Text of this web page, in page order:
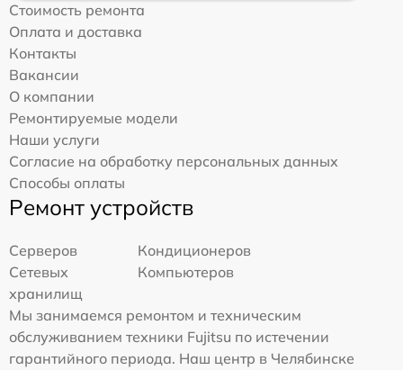
Стоимость ремонта
Оплата и доставка
Контакты
Вакансии
О компании
Ремонтируемые модели
Наши услуги
Согласие на обработку персональных данных
Способы оплаты
Ремонт устройств
Серверов
Кондиционеров
Сетевых
хранилищ
Компьютеров
Мы занимаемся ремонтом и техническим
обслуживанием техники Fujitsu по истечении
гарантийного периода. Наш центр в Челябинске